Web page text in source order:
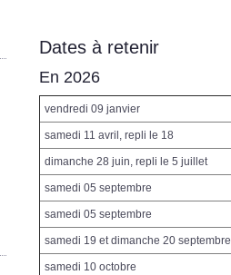
Dates à retenir
En 2026
vendredi 09 janvier
samedi 11 avril, repli le 18
dimanche 28 juin, repli le 5 juillet
samedi 05 septembre
samedi 05 septembre
samedi 19 et dimanche 20 septembre
samedi 10 octobre